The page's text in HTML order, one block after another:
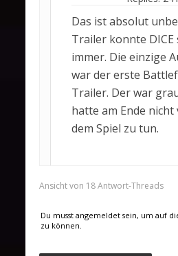
Das ist absolut
Trailer konnte DICE
immer. Die einzige
war der erste
Trailer. Der war
hatte am Ende nicht
dem Spiel zu tun.
Ansicht von 18 Antwort-Threads
Du musst angemeldet sein, um auf
zu können.